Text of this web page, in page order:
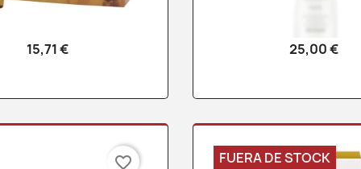
Vista rápida
15,71 € Vista rápida
25,00 €
favorite_border FUERA DE STOCK